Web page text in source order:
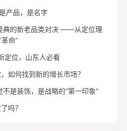
产品，是名字
典的新老品类对决 ——从定位理
命”
定位，山东人必看
如何找到新的增长市场？
是装饰，是战略的“第一印象”
吗？